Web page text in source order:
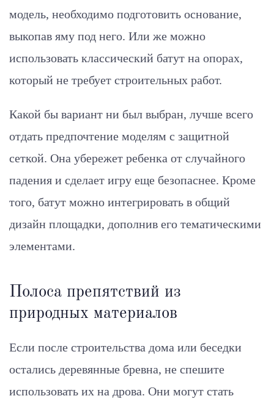
модель, необходимо подготовить основание,
выкопав яму под него. Или же можно
использовать классический батут на опорах,
который не требует строительных работ.
Какой бы вариант ни был выбран, лучше всего
отдать предпочтение моделям с защитной
сеткой. Она убережет ребенка от случайного
падения и сделает игру еще безопаснее. Кроме
того, батут можно интегрировать в общий
дизайн площадки, дополнив его тематическими
элементами.
Полоса препятствий из
природных материалов
Если после строительства дома или беседки
остались деревянные бревна, не спешите
использовать их на дрова. Они могут стать